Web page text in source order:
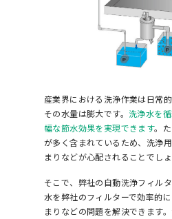
産業界における洗浄作業は日常
その水量は膨大です。 洗浄水を
幅な節水効果を実現できます。
が多く含まれているため、洗浄
まりなどが心配されることでしょ
そこで、弊社の自動洗浄フィル
水を弊社のフィルターで効率的
まりなどの問題を解決できます